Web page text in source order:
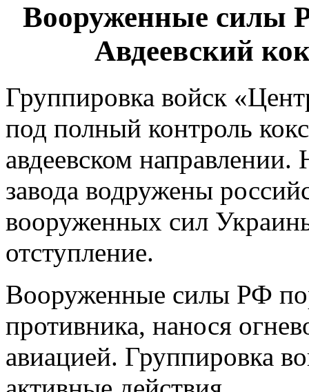
Вооруженные силы
Авдеевский
Группировка войск
под полный контроль
авдеевском
завода водружены
вооруженных сил
отступление.
Вооруженные силы РФ
противника, нанося
авиацией. Группировка